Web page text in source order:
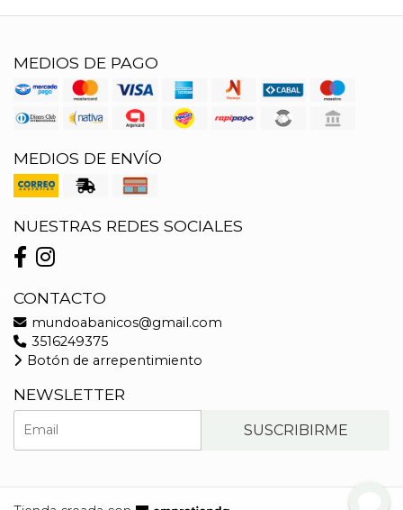
MEDIOS DE PAGO
MEDIOS DE ENVÍO
NUESTRAS REDES SOCIALES
CONTACTO
mundoabanicos@gmail.com
3516249375
Botón de arrepentimiento
NEWSLETTER
SUSCRIBIRME